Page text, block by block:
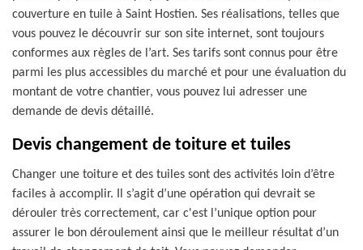
couverture en tuile à Saint Hostien. Ses réalisations, telles que
vous pouvez le découvrir sur son site internet, sont toujours
conformes aux règles de l’art. Ses tarifs sont connus pour être
parmi les plus accessibles du marché et pour une évaluation du
montant de votre chantier, vous pouvez lui adresser une
demande de devis détaillé.
Devis changement de toiture et tuiles
Changer une toiture et des tuiles sont des activités loin d’être
faciles à accomplir. Il s’agit d’une opération qui devrait se
dérouler très correctement, car c'est l’unique option pour
assurer le bon déroulement ainsi que le meilleur résultat d’un